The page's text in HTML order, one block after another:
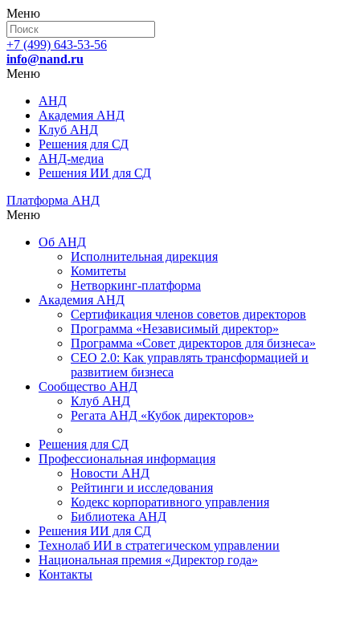
Меню
+7 (499) 643-53-56
info@nand.ru
Меню
АНД
Академия АНД
Клуб АНД
Решения для СД
АНД-медиа
Решения ИИ для СД
Платформа АНД
Меню
Об АНД
Исполнительная дирекция
Комитеты
Нетворкинг-платформа
Академия АНД
Сертификация членов советов директоров
Программа «Независимый директор»
Программа «Совет директоров для бизнеса»
СЕО 2.0: Как управлять трансформацией и
развитием бизнеса
Сообщество АНД
Клуб АНД
Регата АНД «Кубок директоров»
Решения для СД
Профессиональная информация
Новости АНД
Рейтинги и исследования
Кодекс корпоративного управления
Библиотека АНД
Решения ИИ для СД
Технолаб ИИ в стратегическом управлении
Национальная премия «Директор года»
Контакты